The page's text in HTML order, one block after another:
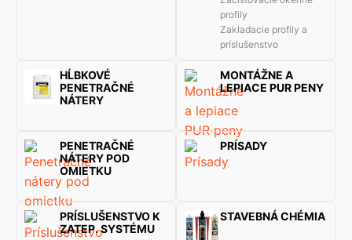
profily
Zakladacie profily a
príslušenstvo
HĹBKOVÉ
PENETRAČNÉ
NÁTERY
MONTÁŽNE A
LEPIACE PUR PENY
PENETRAČNÉ
NÁTERY POD
OMIETKU
PRÍSADY
PRÍSLUŠENSTVO K
ZATEP. SYSTÉMU
STAVEBNÁ CHÉMIA